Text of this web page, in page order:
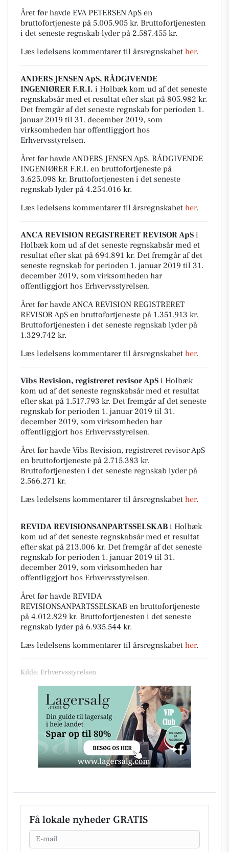
Året før havde EVA PETERSEN ApS en
bruttofortjeneste på 5.005.905 kr. Bruttofortjenesten
i det seneste regnskab lyder på 2.587.455 kr.
Læs ledelsens kommentarer til årsregnskabet her.
ANDERS JENSEN ApS, RÅDGIVENDE
INGENIØRER F.R.I. i Holbæk kom ud af det seneste
regnskabsår med et resultat efter skat på 805.982 kr.
Det fremgår af det seneste regnskab for perioden 1.
januar 2019 til 31. december 2019, som
virksomheden har offentliggjort hos
Erhvervsstyrelsen.
Året før havde ANDERS JENSEN ApS, RÅDGIVENDE
INGENIØRER F.R.I. en bruttofortjeneste på
3.625.098 kr. Bruttofortjenesten i det seneste
regnskab lyder på 4.254.016 kr.
Læs ledelsens kommentarer til årsregnskabet her.
ANCA REVISION REGISTRERET REVISOR ApS i
Holbæk kom ud af det seneste regnskabsår med et
resultat efter skat på 694.891 kr. Det fremgår af det
seneste regnskab for perioden 1. januar 2019 til 31.
december 2019, som virksomheden har
offentliggjort hos Erhvervsstyrelsen.
Året før havde ANCA REVISION REGISTRERET
REVISOR ApS en bruttofortjeneste på 1.351.913 kr.
Bruttofortjenesten i det seneste regnskab lyder på
1.329.742 kr.
Læs ledelsens kommentarer til årsregnskabet her.
Vibs Revision, registreret revisor ApS i Holbæk
kom ud af det seneste regnskabsår med et resultat
efter skat på 1.517.793 kr. Det fremgår af det seneste
regnskab for perioden 1. januar 2019 til 31.
december 2019, som virksomheden har
offentliggjort hos Erhvervsstyrelsen.
Året før havde Vibs Revision, registreret revisor ApS
en bruttofortjeneste på 2.715.383 kr.
Bruttofortjenesten i det seneste regnskab lyder på
2.566.271 kr.
Læs ledelsens kommentarer til årsregnskabet her.
REVIDA REVISIONSANPARTSSELSKAB i Holbæk
kom ud af det seneste regnskabsår med et resultat
efter skat på 213.006 kr. Det fremgår af det seneste
regnskab for perioden 1. januar 2019 til 31.
december 2019, som virksomheden har
offentliggjort hos Erhvervsstyrelsen.
Året før havde REVIDA
REVISIONSANPARTSSELSKAB en bruttofortjeneste
på 4.012.829 kr. Bruttofortjenesten i det seneste
regnskab lyder på 6.935.544 kr.
Læs ledelsens kommentarer til årsregnskabet her.
Kilde: Erhvervsstyrelsen
Få lokale nyheder GRATIS
Email